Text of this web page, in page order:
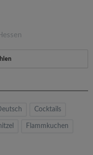
Cocktails
Flammkuchen